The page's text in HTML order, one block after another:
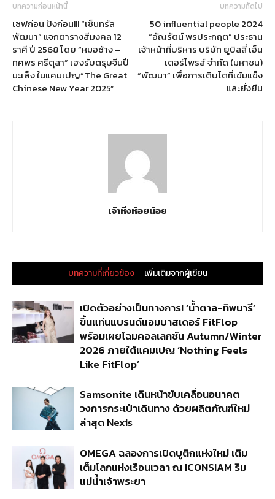
บทความก่อนหน้านี้
เซฟก่อน ปังก่อน!!! “เซ็นทรัล
พัฒนา” แจกตารางสีมงคล 12
ราศี ปี 2568 โดย “หมอช้าง –
ทศพร ศรีตุลา” เฮงรับตรุษจีนปี
มะเส็ง ในแคมเปญ“The Great
Chinese New Year 2025”
บทความถัดไป
50 influential people 2024
“อัญรัตน์ พรประกฤต” ประธาน
เจ้าหน้าที่บริหาร บริษัท ยูบิลลี่ เอ็น
เตอร์ไพรส์ จำกัด (มหาชน)
“พัฒนา” เพื่อการเติบโตที่เข้มแข็ง
และยั่งยืน
เจ้าหิ่งห้อยน้อย
บทความที่เกี่ยวข้อง เพิ่มเติมจากผู้เขียน
เปิดตัวอย่างเป็นทางการ! ‘น้ำตาล-ทิพนารี’
ขึ้นแท่นแบรนด์แอมบาสเดอร์ FitFlop
พร้อมเผยโฉมคอลเลกชัน Autumn/Winter
2026 ภายใต้แคมเปญ ‘Nothing Feels
Like FitFlop’
Samsonite เดินหน้าขับเคลื่อนอนาคต
วงการกระเป๋าเดินทาง ด้วยผลิตภัณฑ์ใหม่
ล่าสุด Nexis
OMEGA ฉลองการเปิดบูติกแห่งใหม่ เติม
เต็มโลกแห่งเรือนเวลา ณ ICONSIAM ริม
แม่น้ำเจ้าพระยา